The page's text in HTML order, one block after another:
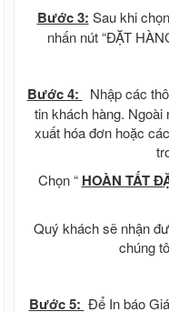
Bước 3: Sau khi
nhấn nút “ĐẶT
Bước 4:
Nhập các
tin khách hàng. Ngoài
xuất hóa đơn hoặc
Chọn “ HOÀN TẤT
Quý khách sẽ nhận
chúng
Bước 5: Để In báo